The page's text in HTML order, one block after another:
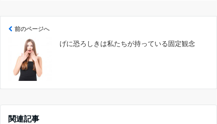
前のページへ
げに恐ろしきは私たちが持っている固定観念
関連記事